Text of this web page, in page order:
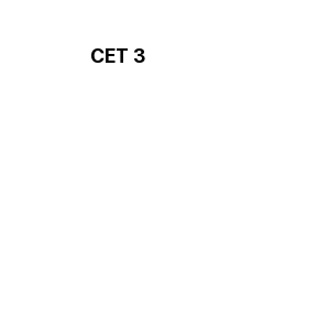
СЕТ 3